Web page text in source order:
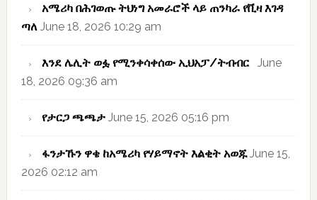
አሜሪካ በሕገወጡ ትህነግ አመራሮች ላይ ጠንካራ የቪዛ እገዳ
ጣለ June 18, 2026 10:29 am
እንደ ሌሊት ወፏ የሚንቀሳቀሰው ኢህአፓ/ትብብር June
18, 2026 09:36 am
የታርጋ ጫጫታ June 15, 2026 05:16 pm
ፋንታኹን ዋቄ ከአሜሪካ የሃይማኖት እልቂት አወጁ June 15,
2026 02:12 am